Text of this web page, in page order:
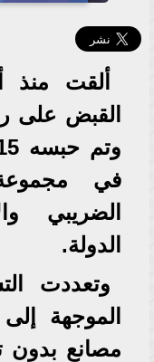
ألقت منذ
القبض على
في
الضريبي
الدولة.
وتعددت
الموجهة
مصانع بدون